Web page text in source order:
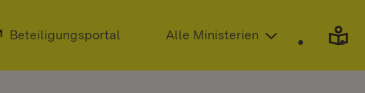
neuem Fenster)
Extern:
Beteiligungsportal (Öffnet in neuem Fenster)
Alle Ministerien